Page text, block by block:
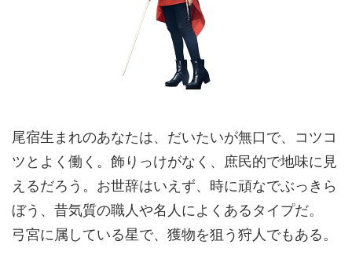
尾宿生まれのあなたは、だいたいが無口で、コツコ
ツとよく働く。飾りっけがなく、 庶民的で地味に 見
えるだろう。お世辞はいえず、時に頑なでぶっきら
ぼう、昔気質の職人や名人 によくあるタイプだ。
弓宮に属している星で、 獲物を狙う狩人 でもある。